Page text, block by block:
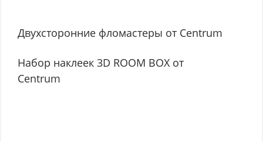
Двухсторонние фломастеры от Centrum
Набор наклеек 3D ROOM BOX от
Centrum